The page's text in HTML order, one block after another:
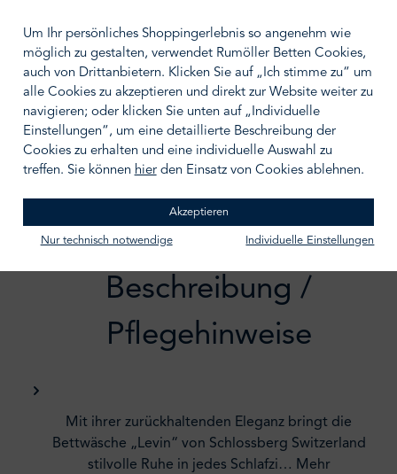
IN DEN WARENKORB
Zum Merkzettel hinzufügen
Beschreibung /
Pflegehinweise
Mit ihrer zurückhaltenden Eleganz bringt die
Bettwäsche „Levin“ von Schlossberg Switzerland
stilvolle Ruhe in jedes Schlafzi… Mehr
Um Ihr persönliches Shoppingerlebnis so angenehm wie
möglich zu gestalten, verwendet Rumöller Betten Cookies,
auch von Drittanbietern. Klicken Sie auf „Ich stimme zu“ um
alle Cookies zu akzeptieren und direkt zur Website weiter zu
navigieren; oder klicken Sie unten auf „Individuelle
Einstellungen“, um eine detaillierte Beschreibung der
Cookies zu erhalten und eine individuelle Auswahl zu
treffen. Sie können hierden Einsatz von Cookies ablehnen.
Akzeptieren
Nur technisch notwendige Individuelle Einstellungen